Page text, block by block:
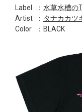
Label ： 水草水槽の
Artist
： タナカカツ
Color
：BLACK